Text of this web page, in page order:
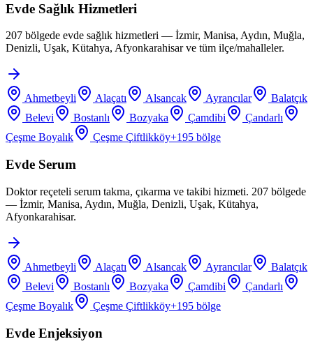
Evde Sağlık Hizmetleri
207 bölgede evde sağlık hizmetleri — İzmir, Manisa, Aydın, Muğla,
Denizli, Uşak, Kütahya, Afyonkarahisar ve tüm ilçe/mahalleler.
Ahmetbeyli Alaçatı Alsancak Ayrancılar
Balatçık
Belevi
Bostanlı Bozyaka Çamdibi
Çandarlı
Çeşme Boyalık
Çeşme Çiftlikköy+195 bölge
Evde Serum
Doktor reçeteli serum takma, çıkarma ve takibi hizmeti. 207 bölgede
— İzmir, Manisa, Aydın, Muğla, Denizli, Uşak, Kütahya,
Afyonkarahisar.
Ahmetbeyli Alaçatı Alsancak Ayrancılar
Balatçık
Belevi
Bostanlı Bozyaka Çamdibi
Çandarlı
Çeşme Boyalık
Çeşme Çiftlikköy+195 bölge
Evde Enjeksiyon